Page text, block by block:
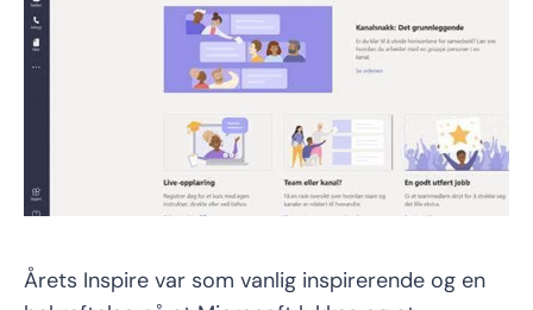
Årets Inspire var som vanlig inspirerende og en